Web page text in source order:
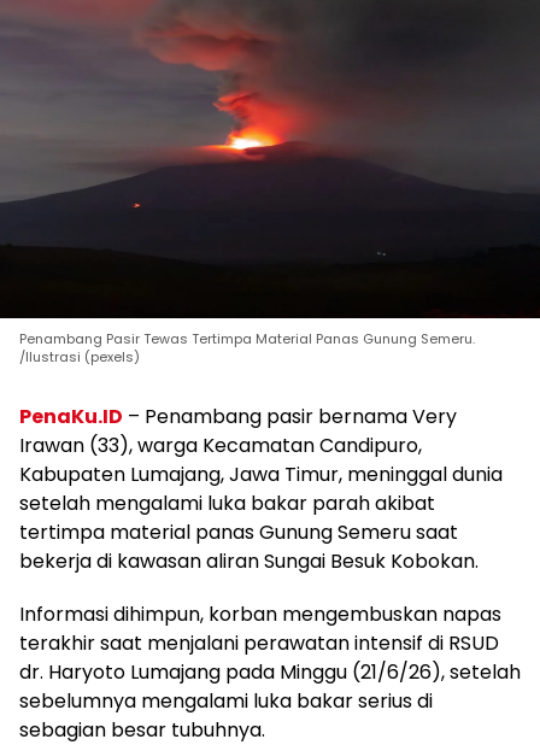
Penambang Pasir Tewas Tertimpa Material Panas Gunung Semeru.
/Ilustrasi (pexels)
PenaKu.ID – Penambang pasir bernama Very
Irawan (33), warga Kecamatan Candipuro,
Kabupaten Lumajang, Jawa Timur, meninggal dunia
setelah mengalami luka bakar parah akibat
tertimpa material panas Gunung Semeru saat
bekerja di kawasan aliran Sungai Besuk Kobokan.
Informasi dihimpun, korban mengembuskan napas
terakhir saat menjalani perawatan intensif di RSUD
dr. Haryoto Lumajang pada Minggu (21/6/26), setelah
sebelumnya mengalami luka bakar serius di
sebagian besar tubuhnya.